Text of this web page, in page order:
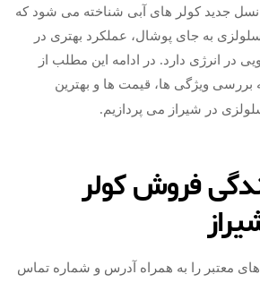
جدید کولر های آبی شناخته می‌ شود که
به جای پوشال، عملکرد بهتری در
در انرژی دارد. در ادامه این مطلب از
بررسی ویژگی‌ ها، قیمت‌ ها و بهترین
در شیراز می‌ پردازیم.
فروش کولر
معتبر را به همراه آدرس و شماره تماس